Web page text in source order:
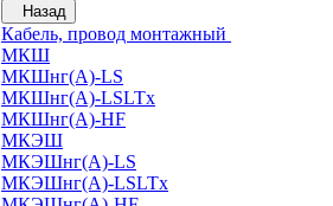
Назад
Кабель, провод монтажный
МКШ
МКШнг(А)-LS
МКШнг(А)-LSLTx
МКШнг(А)-HF
МКЭШ
МКЭШнг(А)-LS
МКЭШнг(А)-LSLTx